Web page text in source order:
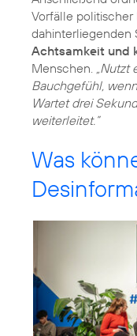
Vorfälle politischer
dahinterliegenden
Achtsamkeit und
Menschen. „Nutzt
Bauchgefühl,
Wartet drei
weiterleitet.”
Was